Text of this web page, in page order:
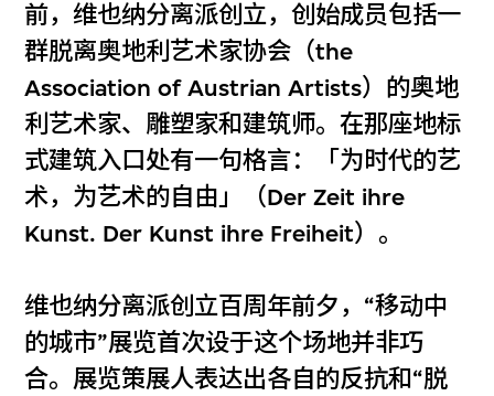
前，维也纳分离派创立，创始成员包括一
群脱离奥地利艺术家协会（the
Association of Austrian Artists）的奥地
利艺术家、雕塑家和建筑师。在那座地标
式建筑入口处有一句格言：「为时代的艺
术，为艺术的自由」（Der Zeit ihre
Kunst. Der Kunst ihre Freiheit）。
维也纳分离派创立百周年前夕，“移动中
的城市”展览首次设于这个场地并非巧
合。展览策展人表达出各自的反抗和“脱